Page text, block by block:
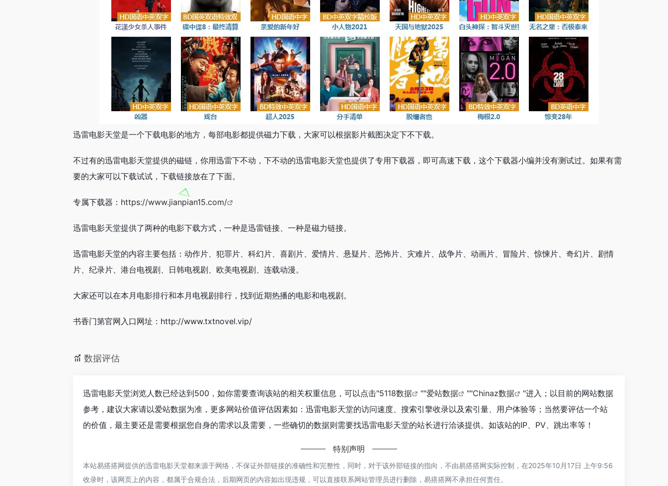
迅雷电影天堂是一个下载电影的地方，每部电影都提供磁力下载，大家可以根据影片截图决定下不下载。
不过有的迅雷电影天堂提供的磁链，你用迅雷下不动，下不动的迅雷电影天堂也提供了专用下载器，即可高速下载，这个下载器小编并没有测试过。如果有需
要的大家可以下载试试，下载链接放在了下面。
专属下载器： https://www.jianpian15.com/
迅雷电影天堂提供了两种的电影下载方式，一种是迅雷链接、一种是磁力链接。
迅雷电影天堂的内容主要包括：动作片、犯罪片、科幻片、喜剧片、爱情片、悬疑片、恐怖片、灾难片、战争片、动画片、冒险片、惊悚片、奇幻片、剧情
片、纪录片、港台电视剧、日韩电视剧、欧美电视剧、连载动漫。
大家还可以在本月电影排行和本月电视剧排行，找到近期热播的电影和电视剧。
书香门第官网入口网址：http://www.txtnovel.vip/
数据评估
迅雷电影天堂浏览人数已经达到500，如你需要查询该站的相关权重信息，可以点击"5118数据 ""爱站数据 ""Chinaz数据
"进入；以目前的网站数据
参考，建议大家请以爱站数据为准，更多网站价值评估因素如：迅雷电影天堂的访问速度、搜索引擎收录以及索引量、用户体验等；当然要评估一个站
的价值，最主要还是需要根据您自身的需求以及需要，一些确切的数据则需要找迅雷电影天堂的站长进行洽谈提供。如该站的IP、PV、跳出率等！
特别声明
本站易搭搭网提供的迅雷电影天堂都来源于网络，不保证外部链接的准确性和完整性，同时，对于该外部链接的指向，不由易搭搭网实际控制，在2025年10月17日 上午9:56
收录时，该网页上的内容，都属于合规合法，后期网页的内容如出现违规，可以直接联系网站管理员进行删除，易搭搭网不承担任何责任。